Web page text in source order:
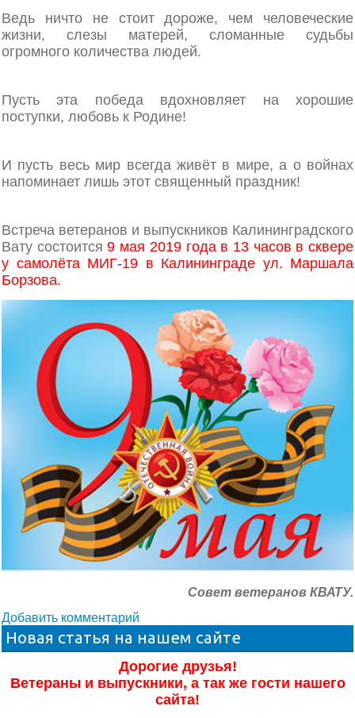
Ведь ничто не стоит дороже, чем человеческие
жизни, слезы матерей, сломанные судьбы
огромного количества людей.
Пусть эта победа вдохновляет на хорошие
поступки, любовь к Родине!
И пусть весь мир всегда живёт в мире, а о войнах
напоминает лишь этот священный праздник!
Встреча ветеранов и выпускников Калининградского
Вату состоится9 мая 2019 года в 13 часов в сквере
у самолёта МИГ-19 в Калининграде ул. Маршала
Борзова.
Совет ветеранов КВАТУ.
Добавить комментарий
Новая статья на нашем сайте
Дорогие друзья!
Ветераны и выпускники, а так же гости нашего
сайта!